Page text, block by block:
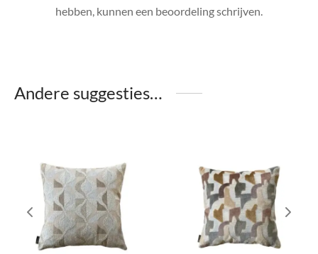
hebben, kunnen een beoordeling schrijven.
Andere suggesties…